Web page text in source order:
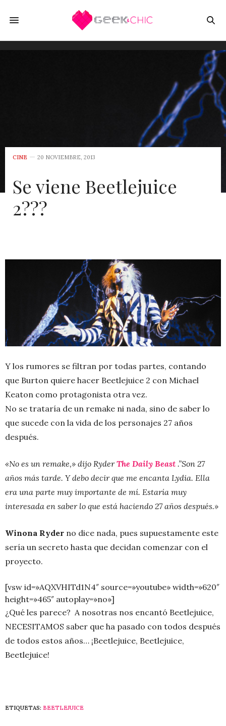
CINE 20 NOVIEMBRE, 2013
Se viene Beetlejuice
2???
Y los rumores se filtran por todas partes, contando
que Burton quiere hacer Beetlejuice 2 con Michael
Keaton como protagonista otra vez.
No se trataría de un remake ni nada, sino de saber lo
que sucede con la vida de los personajes 27 años
después.
«No es un remake,» dijo RyderThe Daily Beast .”Son 27
años más tarde. Y debo decir que me encanta Lydia. Ella
era una parte muy importante de mí. Estaría muy
interesada en saber lo que está haciendo 27 años después.»
Winona Ryder no dice nada, pues supuestamente este
sería un secreto hasta que decidan comenzar con el
proyecto.
[vsw id=»AQXVHITd1N4″ source=»youtube» width=»620″
height=»465″ autoplay=»no»]
¿Qué les parece? A nosotras nos encantó Beetlejuice,
NECESITAMOS saber que ha pasado con todos después
de todos estos años… ¡Beetlejuice, Beetlejuice,
Beetlejuice!
ETIQUETAS: BEETLEJUICE